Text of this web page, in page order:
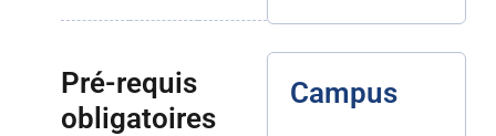
Pré-requis
obligatoires
Campus